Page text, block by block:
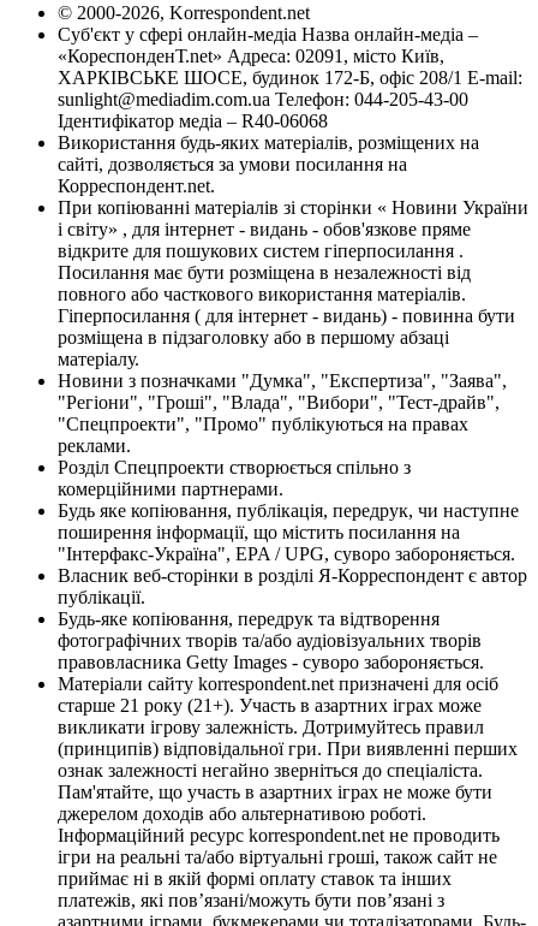
© 2000-2026, Korrespondent.net
Суб'єкт у сфері онлайн-медіа Назва онлайн-медіа –
«КореспонденТ.net» Адреса: 02091, місто Київ,
ХАРКІВСЬКЕ ШОСЕ, будинок 172-Б, офіс 208/1 E-mail:
sunlight@mediadim.com.ua Телефон: 044-205-43-00
Ідентифікатор медіа – R40-06068
Використання будь-яких матеріалів, розміщених на
сайті, дозволяється за умови посилання на
Корреспондент.net.
При копіюванні матеріалів зі сторінки « Новини України
і світу» , для інтернет - видань - обов'язкове пряме
відкрите для пошукових систем гіперпосилання .
Посилання має бути розміщена в незалежності від
повного або часткового використання матеріалів.
Гіперпосилання ( для інтернет - видань) - повинна бути
розміщена в підзаголовку або в першому абзаці
матеріалу.
Новини з позначками "Думка", "Експертиза", "Заява",
"Регіони", "Гроші", "Влада", "Вибори", "Тест-драйв",
"Спецпроекти", "Промо" публікуються на правах
реклами.
Розділ Спецпроекти створюється спільно з
комерційними партнерами.
Будь яке копіювання, публікація, передрук, чи наступне
поширення інформації, що містить посилання на
"Інтерфакс-Україна", EPA / UPG, суворо забороняється.
Власник веб-сторінки в розділі Я-Корреспондент є автор
публікації.
Будь-яке копіювання, передрук та відтворення
фотографічних творів та/або аудіовізуальних творів
правовласника Getty Images - суворо забороняється.
Матеріали сайту korrespondent.net призначені для осіб
старше 21 року (21+). Участь в азартних іграх може
викликати ігрову залежність. Дотримуйтесь правил
(принципів) відповідальної гри. При виявленні перших
ознак залежності негайно зверніться до спеціаліста.
Пам'ятайте, що участь в азартних іграх не може бути
джерелом доходів або альтернативою роботі.
Інформаційний ресурс korrespondent.net не проводить
ігри на реальні та/або віртуальні гроші, також сайт не
приймає ні в якій формі оплату ставок та інших
платежів, які пов’язані/можуть бути пов’язані з
азартними іграми, букмекерами чи тоталізаторами. Будь-